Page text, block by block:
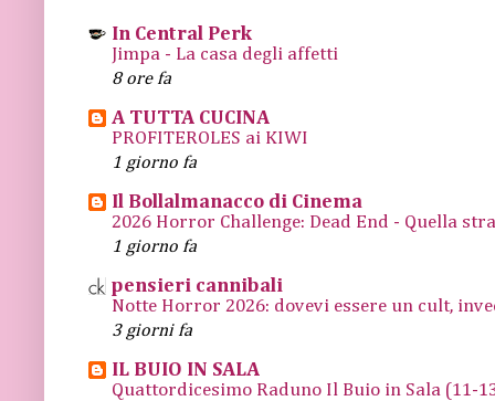
In Central Perk
Jimpa - La casa degli affetti
8 ore fa
A TUTTA CUCINA
PROFITEROLES ai KIWI
1 giorno fa
Il Bollalmanacco di Cinema
2026 Horror Challenge: Dead End - Quella
1 giorno fa
pensieri cannibali
Notte Horror 2026: dovevi essere un cult,
3 giorni fa
IL BUIO IN SALA
Quattordicesimo Raduno Il Buio in Sala (11-